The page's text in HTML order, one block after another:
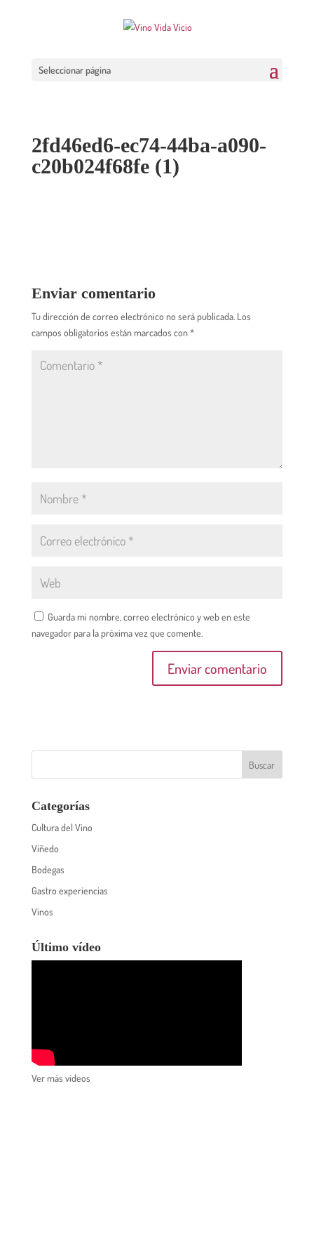
Seleccionar página
2fd46ed6-ec74-44ba-a090-
c20b024f68fe (1)
Enviar comentario
Tu dirección de correo electrónico no será publicada. Los
campos obligatorios están marcados con*
Guarda mi nombre, correo electrónico y web en este
navegador para la próxima vez que comente.
Categorías
Cultura del Vino
Viñedo
Bodegas
Gastro experiencias
Vinos
Último vídeo
Ver más vídeos